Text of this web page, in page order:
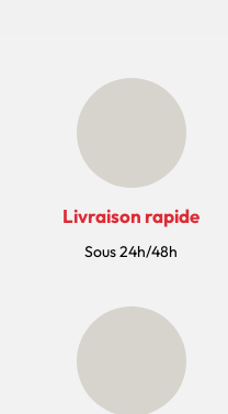
Livraison rapide
Sous 24h/48h